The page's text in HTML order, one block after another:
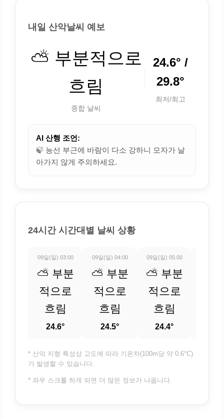
내일 산악날씨 예보
⛅ 부분적으로
흐림
종합 날씨
24.6° /
29.8°
최저/최고
AI 산행 조언:
🍃 능선 부근에 바람이 다소 강하니 모자가 날
아가지 않게 주의하세요.
24시간 시간대별 날씨 상황
09일(일) 03:00
⛅ 부분
적으로
흐림
24.6°
09일(일) 04:00
⛅ 부분
적으로
흐림
24.5°
09일(일) 05:00
⛅ 부분
적으로
흐림
24.4°
* 산악 지형 특성상 고도에 따라 기온차(100m당 약 0.6°C)
가 발생할 수 있습니다.
* 좌우 스크롤 하게 되면 더 많은 정보가 나옵니다.